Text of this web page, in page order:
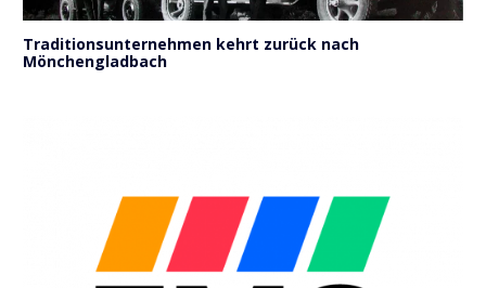
Traditionsunternehmen kehrt zurück nach
Mönchengladbach